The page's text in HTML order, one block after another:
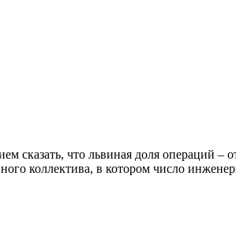
что львиная доля операций –
коллектива, в котором число